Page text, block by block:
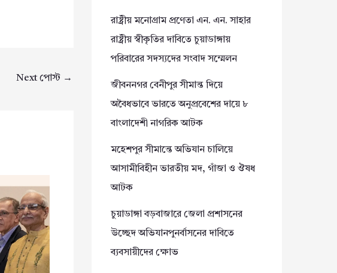
Next পোস্ট →
রাষ্ট্রীয় মনোগ্রাম প্রণেতা এন. এন. সাহার
রাষ্ট্রীয় স্বীকৃতির দাবিতে চুয়াডাঙ্গায়
পরিবারের সদস্যদের সংবাদ সম্মেলন
জীবননগর বেনীপুর সীমান্ত দিয়ে
অবৈধভাবে ভারতে অনুপ্রবেশের দায়ে ৮
বাংলাদেশী নাগরিক আটক
মহেশপুর সীমান্তে অভিযান চালিয়ে
আসামীবিহীন ভারতীয় মদ, গাঁজা ও ঔষধ
আটক
চুয়াডাঙ্গা বড়বাজারে জেলা প্রশাসনের
উচ্ছেদ অভিযানপুনর্বাসনের দাবিতে
ব্যবসায়ীদের ক্ষোভ